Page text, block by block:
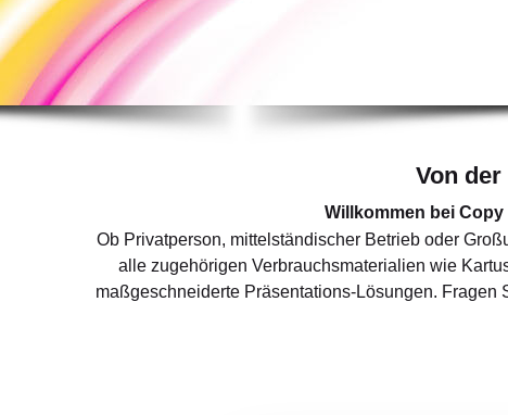
Von
Willkommen bei
Ob Privatperson, mittelständischer Betrieb oder
alle zugehörigen Verbrauchsmaterialien wie
maßgeschneiderte Präsentations-Lösungen.